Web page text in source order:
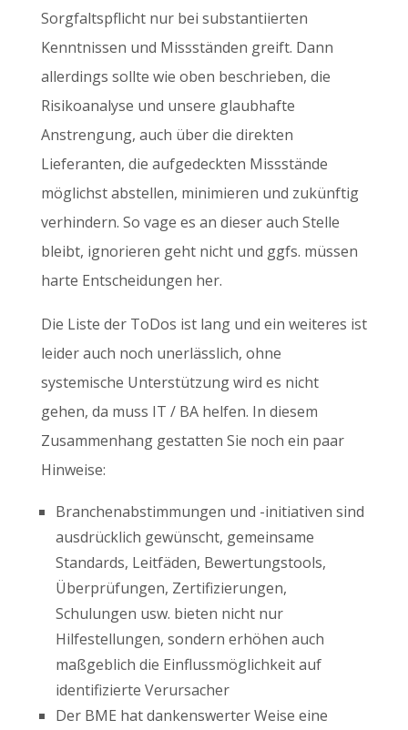
Sorgfaltspflicht nur bei substantiierten
Kenntnissen und Missständen greift. Dann
allerdings sollte wie oben beschrieben, die
Risikoanalyse und unsere glaubhafte
Anstrengung, auch über die direkten
Lieferanten, die aufgedeckten Missstände
möglichst abstellen, minimieren und zukünftig
verhindern. So vage es an dieser auch Stelle
bleibt, ignorieren geht nicht und ggfs. müssen
harte Entscheidungen her.
Die Liste der ToDos ist lang und ein weiteres ist
leider auch noch unerlässlich, ohne
systemische Unterstützung wird es nicht
gehen, da muss IT / BA helfen. In diesem
Zusammenhang gestatten Sie noch ein paar
Hinweise:
Branchenabstimmungen und -initiativen sind
ausdrücklich gewünscht, gemeinsame
Standards, Leitfäden, Bewertungstools,
Überprüfungen, Zertifizierungen,
Schulungen usw. bieten nicht nur
Hilfestellungen, sondern erhöhen auch
maßgeblich die Einflussmöglichkeit auf
identifizierte Verursacher
Der BME hat dankenswerter Weise eine